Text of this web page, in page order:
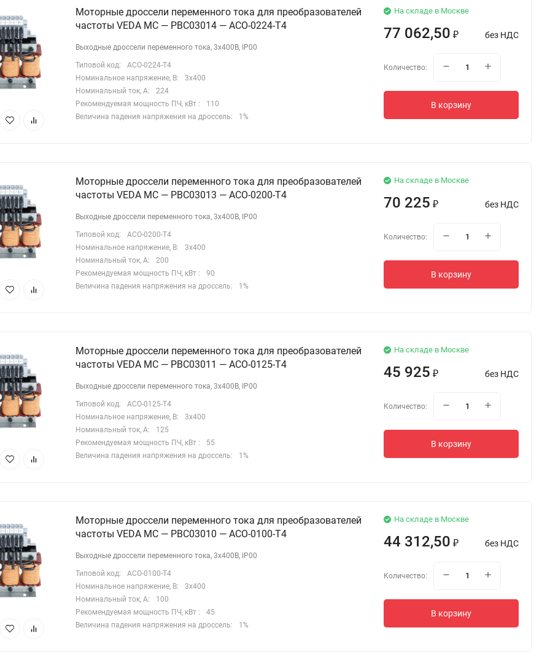
Моторные дроссели переменного тока для преобразователей
частоты VEDA MC — PBC03014 — ACO-0224-T4
Выходные дроссели переменного тока, 3х400В, IP00
Типовой код:
ACO-0224-T4
Номинальное напряжение, В:
3х400
Номинальный ток, А:
224
Рекомендуемая мощность ПЧ, кВт :
110
Величина падения напряжения на дроссель:
1%
На складе в Москве
77 062,50 ₽ без НДС
Количество:
В корзину
Моторные дроссели переменного тока для преобразователей
частоты VEDA MC — PBC03013 — ACO-0200-T4
Выходные дроссели переменного тока, 3х400В, IP00
Типовой код:
ACO-0200-T4
Номинальное напряжение, В:
3х400
Номинальный ток, А:
200
Рекомендуемая мощность ПЧ, кВт :
90
Величина падения напряжения на дроссель:
1%
На складе в Москве
70 225 ₽ без НДС
Количество:
В корзину
Моторные дроссели переменного тока для преобразователей
частоты VEDA MC — PBC03011 — ACO-0125-T4
Выходные дроссели переменного тока, 3х400В, IP00
Типовой код:
ACO-0125-T4
Номинальное напряжение, В:
3х400
Номинальный ток, А:
125
Рекомендуемая мощность ПЧ, кВт :
55
Величина падения напряжения на дроссель:
1%
На складе в Москве
45 925 ₽ без НДС
Количество:
В корзину
Моторные дроссели переменного тока для преобразователей
частоты VEDA MC — PBC03010 — ACO-0100-T4
Выходные дроссели переменного тока, 3х400В, IP00
Типовой код:
ACO-0100-T4
Номинальное напряжение, В:
3х400
Номинальный ток, А:
100
Рекомендуемая мощность ПЧ, кВт :
45
Величина падения напряжения на дроссель:
1%
На складе в Москве
44 312,50 ₽ без НДС
Количество:
В корзину